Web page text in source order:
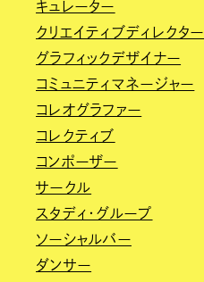
キュレーター
クリエイティブディレクター
グラフィックデザイナー
コミュニティマネージャー
コレオグラファー
コレクティブ
コンポーザー
サークル
スタディ・グループ
ソーシャルバー
ダンサー